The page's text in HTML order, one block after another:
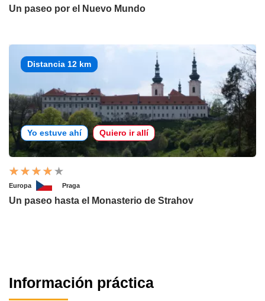
Un paseo por el Nuevo Mundo
Distancia 12 km
Yo estuve ahí Quiero ir allí
Europa Praga
Un paseo hasta el Monasterio de Strahov
Información práctica